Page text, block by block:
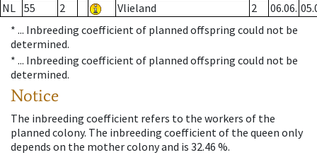
NL 55 2 Vlieland 2 06.06.
* ... Inbreeding coefficient of planned offspring could not be
determined.
* ... Inbreeding coefficient of planned offspring could not be
determined.
Notice
The inbreeding coefficient refers to the workers of the
planned colony. The inbreeding coefficient of the queen only
depends on the mother colony and is 32.46 %.